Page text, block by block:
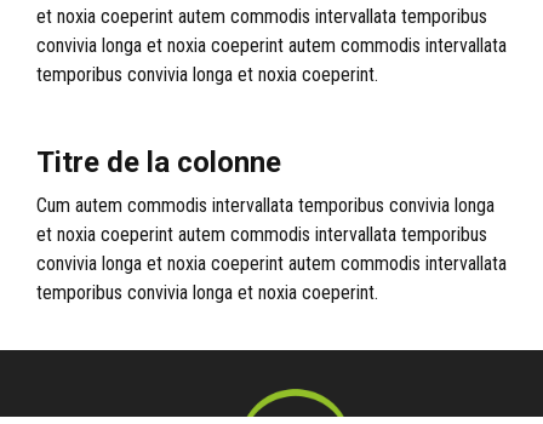
et noxia coeperint autem commodis intervallata temporibus
convivia longa et noxia coeperint autem commodis intervallata
temporibus convivia longa et noxia coeperint.
Titre de la colonne
Cum autem commodis intervallata temporibus convivia longa
et noxia coeperint autem commodis intervallata temporibus
convivia longa et noxia coeperint autem commodis intervallata
temporibus convivia longa et noxia coeperint.